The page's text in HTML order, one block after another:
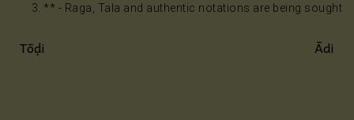
** - Raga, Tala and authentic notations are being sought
Tōḍi Ādi